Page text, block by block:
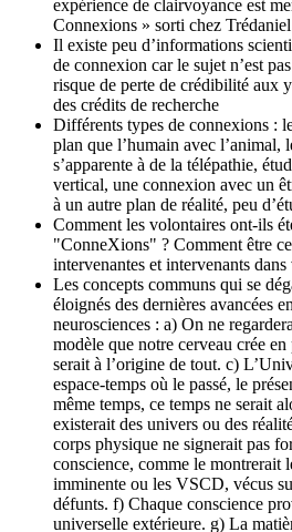
expérience de clairvoyance est
Connexions » sorti chez
Il existe peu d’informations
de connexion car le sujet n’est
risque de perte de crédibilité aux
des crédits de recherche
Différents types de connexions :
plan que l’humain avec l’animal,
s’apparente à de la télépathie,
vertical, une connexion avec un
à un autre plan de réalité, peu
Comment les volontaires ont-ils
"ConneXions" ? Comment être
intervenantes et intervenants
Les concepts communs qui se
éloignés des dernières avancées
neurosciences : a) On ne
modèle que notre cerveau crée
serait à l’origine de tout. c)
espace-temps où le passé, le
même temps, ce temps ne serait
existerait des univers ou des
corps physique ne signerait pas
conscience, comme le montrerait
imminente ou les VSCD, vécus
défunts. f) Chaque conscience
universelle extérieure. g) La